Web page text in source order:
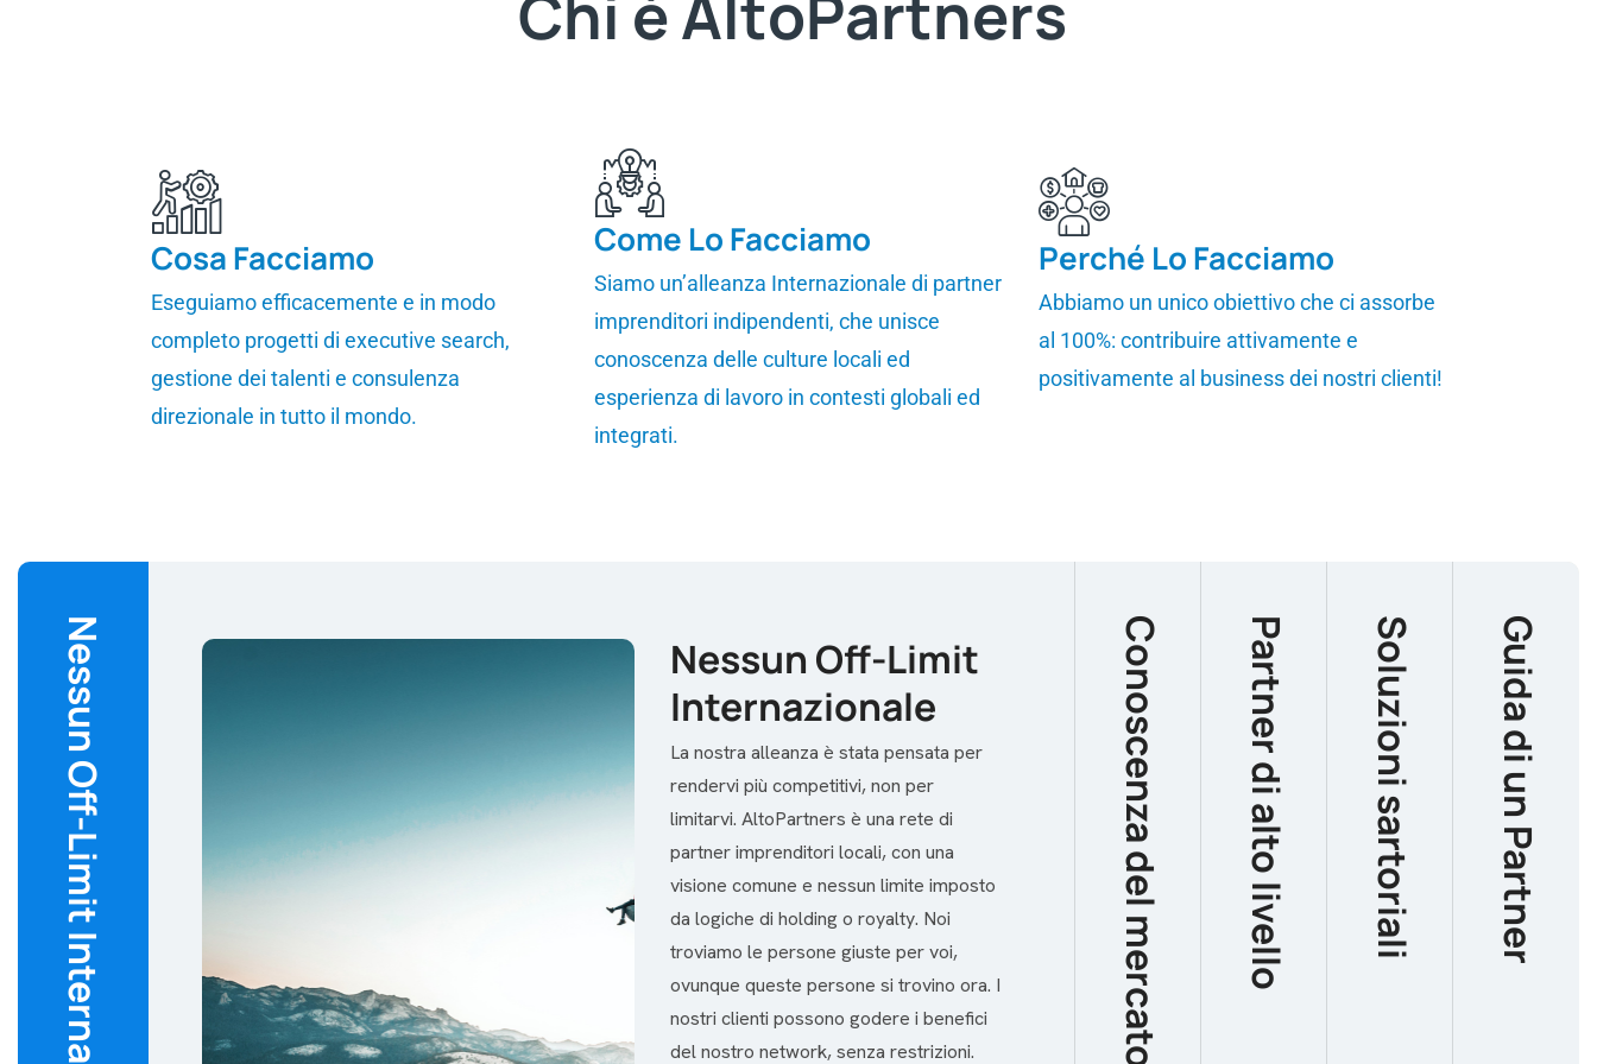
Cosa Facciamo
Eseguiamo efficacemente e in modo
completo progetti di executive search,
gestione dei talenti e consulenza
direzionale in tutto il mondo.
Come Lo Facciamo
Siamo un’alleanza Internazionale di partner
imprenditori indipendenti, che unisce
conoscenza delle culture locali ed
esperienza di lavoro in contesti globali ed
integrati.
Perché Lo Facciamo
Abbiamo un unico obiettivo che ci assorbe
al 100%: contribuire attivamente e
positivamente al business dei nostri clienti!
Nessun Off-Limit Internazionale
Nessun Off-Limit
Internazionale
La nostra alleanza è stata pensata per
rendervi più competitivi, non per
limitarvi. AltoPartners è una rete di
partner imprenditori locali, con una
visione comune e nessun limite imposto
da logiche di holding o royalty. Noi
troviamo le persone giuste per voi,
ovunque queste persone si trovino ora. I
nostri clienti possono godere i benefici
del nostro network, senza restrizioni.
Conoscenza del mercato locale Partner di alto livello Soluzioni sartoriali Guida di un Partner